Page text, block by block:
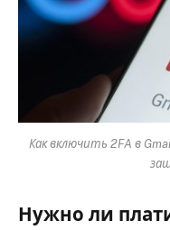
Как включить 2FA в
Нужно ли